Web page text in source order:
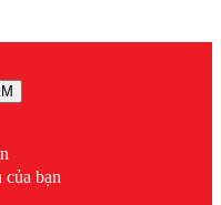
của bạn